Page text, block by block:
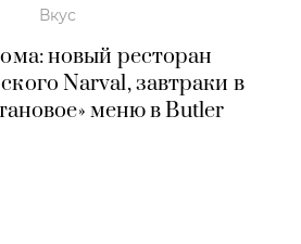
Вкус
новый ресторан
Narval, завтраки в
меню в Butler